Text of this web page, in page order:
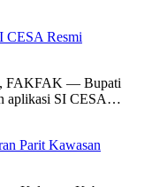
CESA Resmi
FAKFAK — Bupati
aplikasi SI CESA…
Parit Kawasan